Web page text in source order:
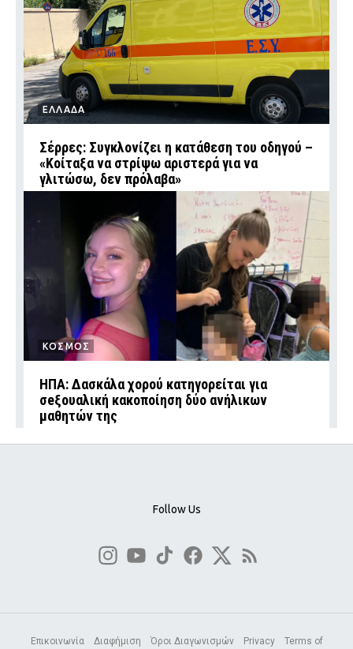
ΕΛΛΑΔΑ
Σέρρες: Συγκλονίζει η κατάθεση του οδηγού –
«Κοίταξα να στρίψω αριστερά για να
γλιτώσω, δεν πρόλαβα»
ΚΟΣΜΟΣ
ΗΠΑ: Δασκάλα χορού κατηγορείται για
σeξουαλική κακοποίηση δύο ανήλικων
μαθητών της
Follow Us
Επικοινωνία Διαφήμιση Όροι Διαγωνισμών Privacy Terms of